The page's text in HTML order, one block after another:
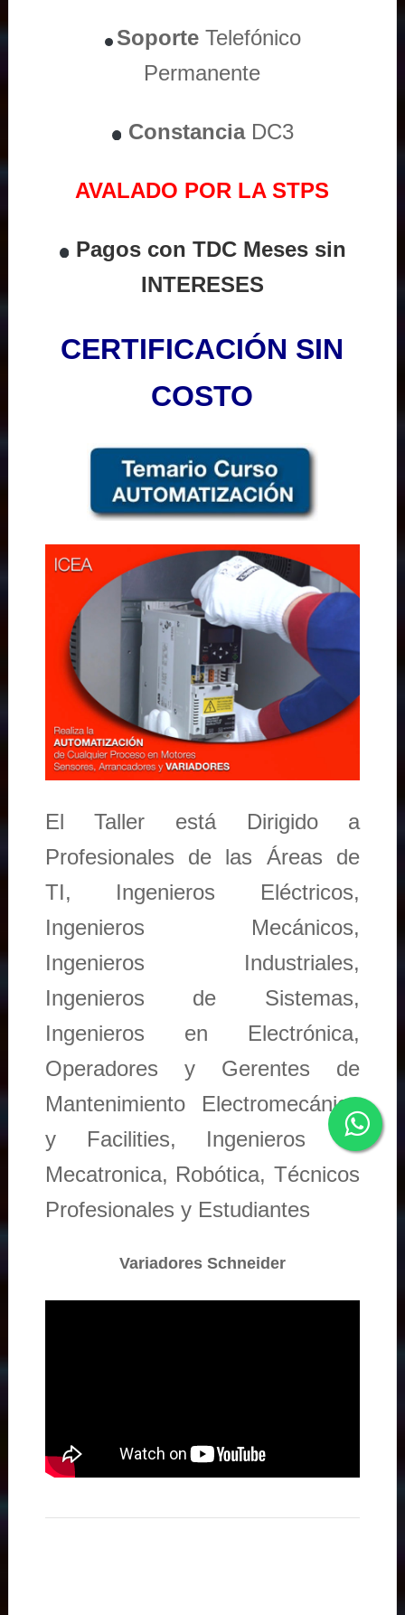
Soporte Telefónico
Permanente
ConstanciaDC3
AVALADO POR LA STPS
Pagos con TDC Meses sin
INTERESES
CERTIFICACIÓN SIN
COSTO
El Taller está Dirigido a
Profesionales de las Áreas de
TI, Ingenieros Eléctricos,
Ingenieros Mecánicos,
Ingenieros Industriales,
Ingenieros de Sistemas,
Ingenieros en Electrónica,
Operadores y Gerentes de
Mantenimiento Electromecánico
y Facilities, Ingenieros en
Mecatronica, Robótica, Técnicos
Profesionales y Estudiantes
Variadores Schneider